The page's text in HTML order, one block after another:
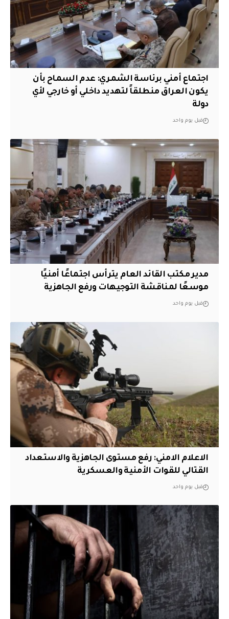
اجتماع أمني برئاسة الشمري: عدم السماح بأن
يكون العراق منطلقاً لتهديد داخلي أو خارجي لأي
دولة
قبل يوم واحد
مدير مكتب القائد العام يترأس اجتماعًا أمنيًا
موسعًا لمناقشة التوجيهات ورفع الجاهزية
قبل يوم واحد
الاعلام الامني: رفع مستوى الجاهزية والاستعداد
القتالي للقوات الأمنية والعسكرية
قبل يوم واحد